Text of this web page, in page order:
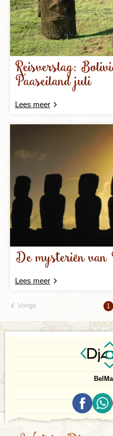
Reisverslag:
Paaseiland juli
Lees meer
De mysteriën van
Lees meer
Vorige 1
Bel